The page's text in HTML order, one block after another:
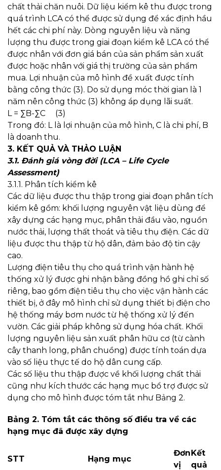
chất thải chăn nuôi. Dữ liệu kiểm kê thu được trong
quá trình LCA có thể được sử dụng để xác định hầu
hết các chi phí này. Dòng nguyên liệu và năng
lượng thu được trong giai đoạn kiểm kê LCA có thể
được nhân với đơn giá bán của sản phẩm sản xuất
được hoặc nhân với giá thị trường của sản phẩm
mua. Lợi nhuận của mô hình đề xuất được tính
bằng công thức (3). Do sử dụng móc thời gian là 1
năm nên công thức (3) không áp dụng lãi suất.
L = ∑B-∑C (3)
Trong đó: L là lợi nhuận của mô hình, C là chi phí, B
là doanh thu.
3. KẾT QUẢ VÀ THẢO LUẬN
3.1. Đánh giá vòng đời (LCA – Life Cycle
Assessment)
3.1.1. Phân tích kiểm kê
Các dữ liệu được thu thập trong giai đoạn phân tích
kiểm kê gồm: khối lượng nguyên vật liệu dùng để
xây dựng các hạng mục, phân thải đầu vào, nguồn
nước thải, lượng thất thoát và tiêu thụ điện. Các dữ
liệu được thu thập từ hộ dân, đảm bảo độ tin cậy
cao.
Lượng điện tiêu thụ cho quá trình vận hành hệ
thống xử lý được ghi nhận bằng đồng hồ ghi chỉ số
riêng, bao gồm điện tiêu thụ cho việc vận hành các
thiết bị, ở đây mô hình chỉ sử dụng thiết bị điện cho
hệ thống máy bơm nước từ hệ thống xử lý đến
vườn. Các giải pháp không sử dụng hóa chất. Khối
lượng nguyên liệu sản xuất phân hữu cơ (từ cành
cây thanh long, phân chuồng) được tính toán dựa
vào số liệu thực tế do hộ dân cung cấp.
Các số liệu thu thập được về khối lượng chất thải
cũng như kích thước các hạng mục bổ trợ được sử
dụng cho mô hình được tóm tắt như Bảng 2.
Bảng 2. Tóm tắt các thông số điều tra về các
hạng mục đã được xây dựng
STT Hạng mục
Đơn
vị
Kết
quả